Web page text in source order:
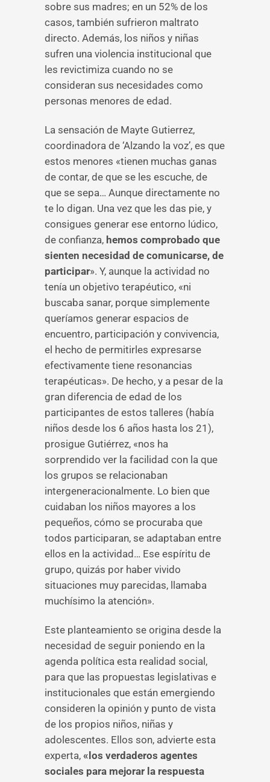
sobre sus madres; en un 52% de los
casos, también sufrieron maltrato
directo. Además, los niños y niñas
sufren una violencia institucional que
les revictimiza cuando no se
consideran sus necesidades como
personas menores de edad.
La sensación de Mayte Gutierrez,
coordinadora de ‘Alzando la voz’, es que
estos menores «tienen muchas ganas
de contar, de que se les escuche, de
que se sepa… Aunque directamente no
te lo digan. Una vez que les das pie, y
consigues generar ese entorno lúdico,
de confianza, hemos comprobado que
sienten necesidad de comunicarse, de
participar». Y, aunque la actividad no
tenía un objetivo terapéutico, «ni
buscaba sanar, porque simplemente
queríamos generar espacios de
encuentro, participación y convivencia,
el hecho de permitirles expresarse
efectivamente tiene resonancias
terapéuticas». De hecho, y a pesar de la
gran diferencia de edad de los
participantes de estos talleres (había
niños desde los 6 años hasta los 21),
prosigue Gutiérrez, «nos ha
sorprendido ver la facilidad con la que
los grupos se relacionaban
intergeneracionalmente. Lo bien que
cuidaban los niños mayores a los
pequeños, cómo se procuraba que
todos participaran, se adaptaban entre
ellos en la actividad… Ese espíritu de
grupo, quizás por haber vivido
situaciones muy parecidas, llamaba
muchísimo la atención».
Este planteamiento se origina desde la
necesidad de seguir poniendo en la
agenda política esta realidad social,
para que las propuestas legislativas e
institucionales que están emergiendo
consideren la opinión y punto de vista
de los propios niños, niñas y
adolescentes. Ellos son, advierte esta
experta, «los verdaderos agentes
sociales para mejorar la respuesta